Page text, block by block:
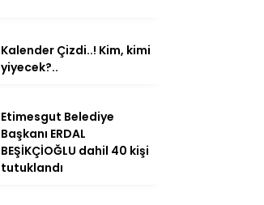
Kalender Çizdi..! Kim, kimi
yiyecek?..
Etimesgut Belediye
Başkanı ERDAL
BEŞİKÇİOĞLU dahil 40 kişi
tutuklandı